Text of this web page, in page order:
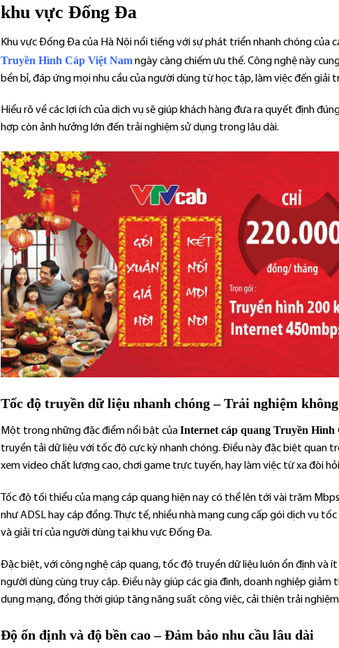
khu vực Đống Đa
Khu vực Đống Đa của Hà Nội nổi tiếng với sự phát triển nhanh chóng của
Truyền Hình Cáp Việt Namngày càng chiếm ưu thế. Công nghệ này
bền bỉ, đáp ứng mọi nhu cầu của người dùng từ học tập, làm việc đến giải
Hiểu rõ về các lợi ích của dịch vụ sẽ giúp khách hàng đưa ra quyết định
hợp còn ảnh hưởng lớn đến trải nghiệm sử dụng trong lâu dài.
Tốc độ truyền dữ liệu nhanh chóng – Trải nghiệm
Một trong những đặc điểm nổi bật củaInternet cáp quang Truyền
truyền tải dữ liệu với tốc độ cực kỳ nhanh chóng. Điều này đặc biệt quan
xem video chất lượng cao, chơi game trực tuyến, hay làm việc từ xa đòi
Tốc độ tối thiểu của mạng cáp quang hiện nay có thể lên tới vài trăm
như ADSL hay cáp đồng. Thực tế, nhiều nhà mạng cung cấp gói dịch vụ
và giải trí của người dùng tại khu vực Đống Đa.
Đặc biệt, với công nghệ cáp quang, tốc độ truyền dữ liệu luôn ổn định và
người dùng cùng truy cập. Điều này giúp các gia đình, doanh nghiệp giảm
dụng mạng, đồng thời giúp tăng năng suất công việc, cải thiện trải
Độ ổn định và độ bền cao – Đảm bảo nhu cầu lâu dài